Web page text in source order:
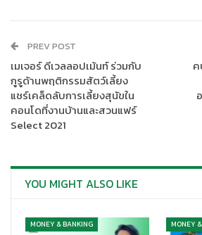
บริโภค โดยเทร็กซ์ เวนเจอร์ส จะใช้ประโยช
แพลตฟอร์มต่างๆ และความสามารถทางการ
ทราเวลโลก้า เพื่อเสนอผลิตภัณฑ์ด้านการเ
ในประเทศไทย
PREV POST
เมเจอร์ ดีเวลลอปเม้นท์ ร่วมกับ
กูรูด้านพฤติกรรมสัตว์เลี้ยง
แชร์เคล็ดลับการเลี้ยงสุนัขใน
คอนโดที่งานบ้านและสวนแฟร์
Select 2021
YOU MIGHT ALSO LIKE
MONEY & BANKING MONEY